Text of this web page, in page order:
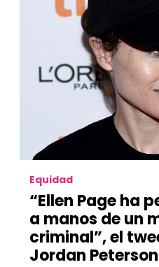
Equidad
“Ellen Page ha
a manos de un
criminal”, el
Jordan